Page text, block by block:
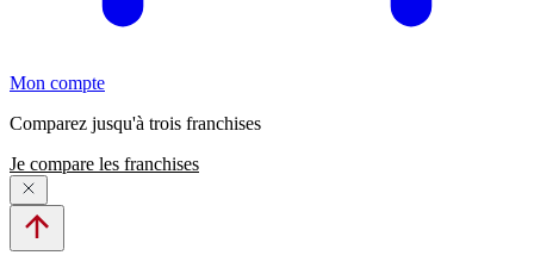
Mon compte
Comparez jusqu'à trois franchises
Je compare les franchises